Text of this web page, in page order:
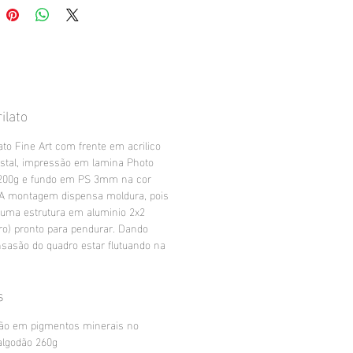
Fine Art com frente em acrilico
impressão em lamina Photo
e fundo em PS 3mm na cor
montagem dispensa moldura, pois
estrutura em aluminio 2x2
pronto para pendurar. Dando
do quadro estar flutuando na
em pigmentos minerais no
260g